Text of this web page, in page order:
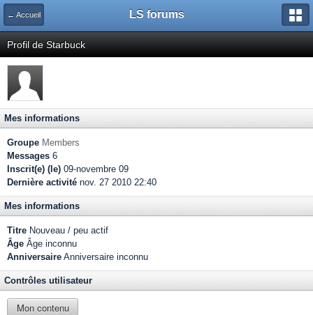
← Accueil LS forums
Profil de Starbuck
Mes informations
Groupe Members
Messages 6
Inscrit(e) (le) 09-novembre 09
Dernière activité nov. 27 2010 22:40
Mes informations
Titre Nouveau / peu actif
Âge Âge inconnu
Anniversaire Anniversaire inconnu
Contrôles utilisateur
Mon contenu